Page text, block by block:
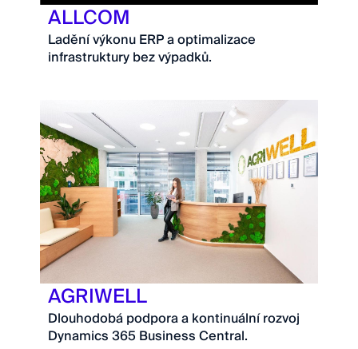
ALLCOM
Ladění výkonu ERP a optimalizace
infrastruktury bez výpadků.
AGRIWELL
Dlouhodobá podpora a kontinuální rozvoj
Dynamics 365 Business Central.